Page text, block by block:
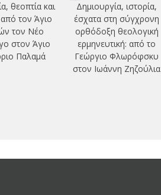
θεοπτία και
τον Άγιο
τον Νέο
στον Άγιο
Παλαμά
Δημιουργία, ιστορία,
έσχατα στη σύγχρονη
ορθόδοξη θεολογική
ερμηνευτική: από το
Γεώργιο Φλωρόφσκυ
στον Ιωάννη Ζηζούλια